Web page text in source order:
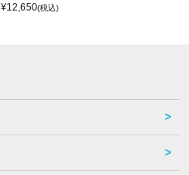
¥12,650(税込)